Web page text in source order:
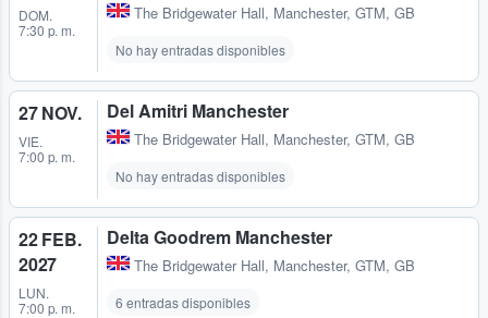
DOM.
7:30 p. m.
The Bridgewater Hall, Manchester, GTM, GB
No hay entradas disponibles
27 NOV.
VIE.
7:00 p. m.
Del Amitri Manchester
The Bridgewater Hall, Manchester, GTM, GB
No hay entradas disponibles
22 FEB.
2027
LUN.
7:00 p. m.
Delta Goodrem Manchester
The Bridgewater Hall, Manchester, GTM, GB
6 entradas disponibles